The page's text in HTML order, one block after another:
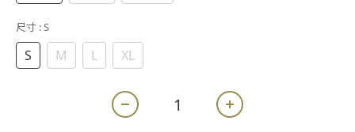
尺寸 : S
S M L XL